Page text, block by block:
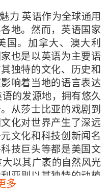
力 英语作为全球通用
地。然而，英语国家
国。加拿大、澳大利
也是以英语为主要语
独特的文化、历史和
响着当地的语言表达
的发源地，拥有悠久
从莎士比亚的戏剧到
化对世界产生了深远
文化和科技创新闻名
技巨头等都是美国文
以其广袤的自然风光
亚则以其独特的动植
世界各地的游客。新
多